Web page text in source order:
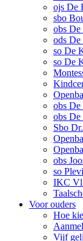
ojs De
sbo
obs De
ods
so De
so De
obs De
obs De
Sbo
obs
so
IKC
Voor ouders
Hoe
Vijf